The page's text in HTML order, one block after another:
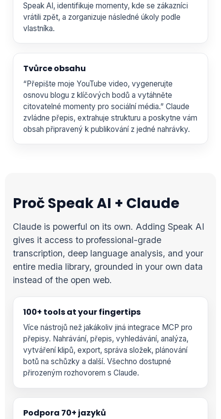
Speak AI, identifikuje momenty, kde se zákazníci
vrátili zpět, a zorganizuje následné úkoly podle
vlastníka.
Tvůrce obsahu
“Přepište moje YouTube video, vygenerujte
osnovu blogu z klíčových bodů a vytáhněte
citovatelné momenty pro sociální média.” Claude
zvládne přepis, extrahuje strukturu a poskytne vám
obsah připravený k publikování z jedné nahrávky.
Proč Speak AI + Claude
Claude is powerful on its own. Adding Speak AI
gives it access to professional-grade
transcription, deep language analysis, and your
entire media library, grounded in your own data
instead of the open web.
100+ tools at your fingertips
Více nástrojů než jakákoliv jiná integrace MCP pro
přepisy. Nahrávání, přepis, vyhledávání, analýza,
vytváření klipů, export, správa složek, plánování
botů na schůzky a další. Všechno dostupné
přirozeným rozhovorem s Claude.
Podpora 70+ jazyků